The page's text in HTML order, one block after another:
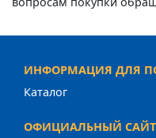
ИНФОРМАЦИЯ ДЛЯ
Каталог
ОФИЦИАЛЬНЫЙ САЙТ